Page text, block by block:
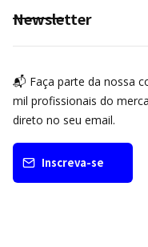
Newsletter
📬 Faça parte da nossa
mil profissionais do
direto no seu email.
Inscreva-se